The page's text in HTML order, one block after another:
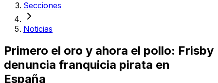
Secciones
Noticias
Primero el oro y ahora el pollo: Frisby
denuncia franquicia pirata en
España